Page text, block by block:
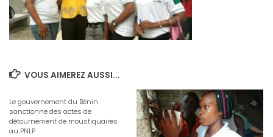
VOUS AIMEREZ AUSSI...
Le gouvernement du Bénin
sanctionne des actes de
détournement de moustiquaires
au PNLP